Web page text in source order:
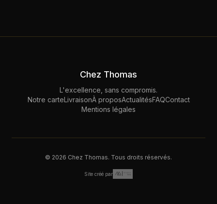
Chez Thomas
L'excellence, sans compromis.
Notre carteLivraisonÀ proposActualitésFAQContact
Mentions légales
© 2026 Chez Thomas. Tous droits réservés.
Site créé par